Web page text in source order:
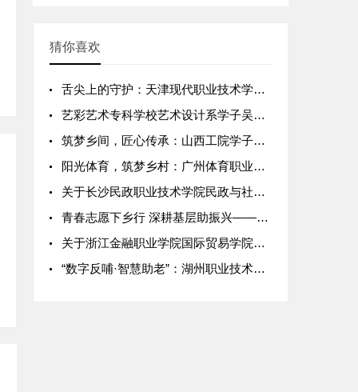
猜你喜欢
舌尖上的守护：天津现代职业技术学院食品学子筑牢2026年乡村
艺彩艺术专科学校艺术设计系学子吴婷带队开展乡村文化墙绘创作下
筑梦乡间，匠心传承：山西工院学子寒假乡村建设实践纪实 ——山
阳光体育，筑梦乡村：广州体育职业技术学院2026年暑期社会实
关于长沙民政职业技术学院民政与社会工作学院学生"智
青春志愿下乡行 深耕基层助振兴——长沙民政职业技术学院202
关于浙江金融职业学院国际贸易学院学生"跨境电商背景
“数字反哺·智慧助老”：湖州职业技术学院学生暑期志愿服务实践